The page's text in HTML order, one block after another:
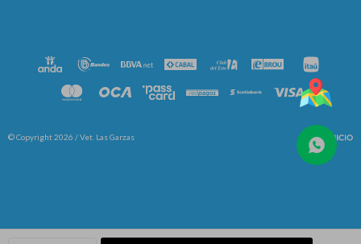
© Copyright 2026 / Vet. Las Garzas